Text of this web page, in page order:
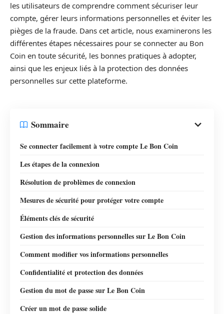
les utilisateurs de comprendre comment sécuriser leur
compte, gérer leurs informations personnelles et éviter les
pièges de la fraude. Dans cet article, nous examinerons les
différentes étapes nécessaires pour se connecter au Bon
Coin en toute sécurité, les bonnes pratiques à adopter,
ainsi que les enjeux liés à la protection des données
personnelles sur cette plateforme.
Sommaire
Se connecter facilement à votre compte Le Bon Coin
Les étapes de la connexion
Résolution de problèmes de connexion
Mesures de sécurité pour protéger votre compte
Éléments clés de sécurité
Gestion des informations personnelles sur Le Bon Coin
Comment modifier vos informations personnelles
Confidentialité et protection des données
Gestion du mot de passe sur Le Bon Coin
Créer un mot de passe solide